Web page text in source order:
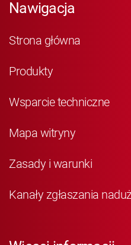
Nawigacja
Strona główna
Produkty
Wsparcie techniczne
Mapa witryny
Zasady i warunki
Kanały zgłaszania